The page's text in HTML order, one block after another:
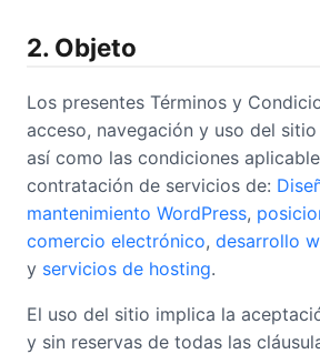
2. Objeto
Los presentes Términos y
acceso, navegación y uso del
así como las condiciones
contratación de servicios de:
mantenimiento WordPress,
comercio electrónico, desarrollo
y servicios de hosting.
El uso del sitio implica la
y sin reservas de todas las